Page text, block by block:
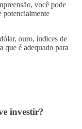
você pode
potencialmente
ouro, índices de
é adequado para
investir?